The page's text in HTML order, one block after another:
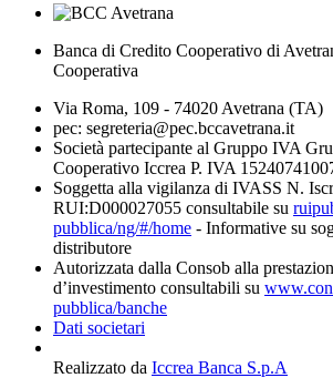
Banca di Credito Cooperativo di
Cooperativa
Via Roma, 109 - 74020 Avetrana (TA)
pec: segreteria@pec.bccavetrana.it
Società partecipante al Gruppo IVA
Cooperativo Iccrea P. IVA
Soggetta alla vigilanza di IVASS N.
RUI:D000027055 consultabile su
pubblica/ng/#/home - Informative su
distributore
Autorizzata dalla Consob alla
d’investimento consultabili su
pubblica/banche
Dati societari
Realizzato da Iccrea Banca S.p.A